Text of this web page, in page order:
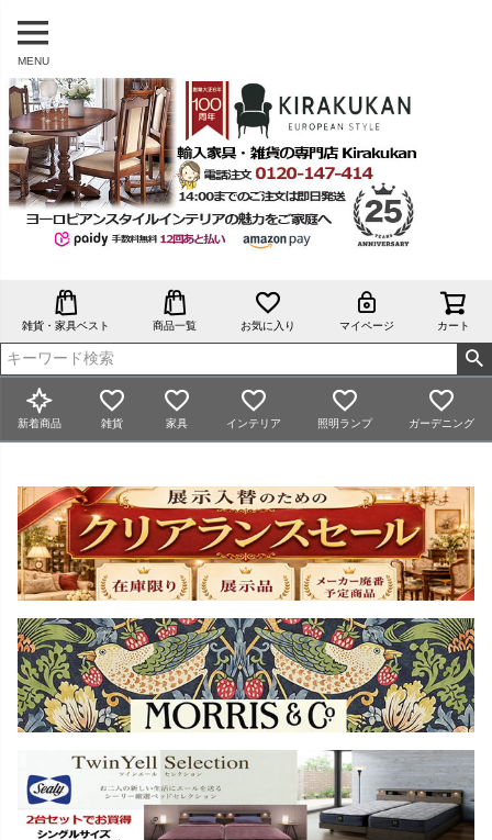
MENU
雑貨・家具ベスト 商品一覧 お気に入り マイページ カート
新着商品 雑貨 家具 インテリア 照明ランプ ガーデニング